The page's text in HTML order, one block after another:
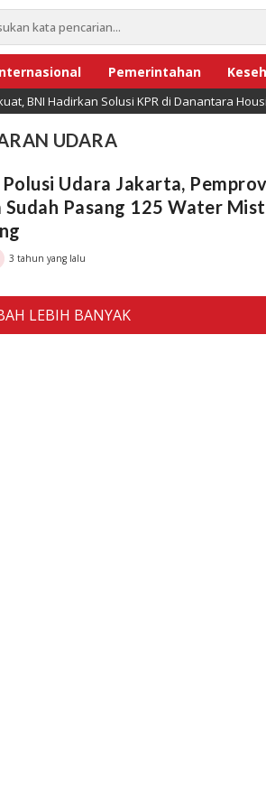
Pemerintahan
BNI Hadirkan Solusi KPR di Danantara
UDARA
Udara Jakarta,
Sudah Pasang 125 Water
3 tahun yang lalu
LEBIH BANYAK